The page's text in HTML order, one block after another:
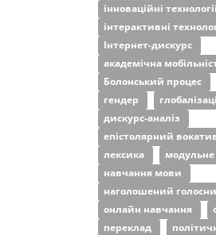
інноваційні
інтерактивні
Інтернет-дискурс
академічна
Болонський процес
гендер
дискурс-аналіз
епістолярний
лексика
навчання мови
наголошений
онлайн навчання
переклад